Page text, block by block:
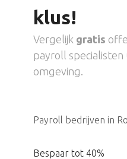
klus!
Vergelijk gratis
payroll specialisten
omgeving.
Payroll bedrijven in
Bespaar tot 40%